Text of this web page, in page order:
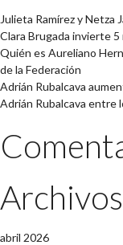
Julieta Ramírez y Netza
Clara Brugada invierte 5
Quién es Aureliano
de la Federación
Adrián Rubalcava
Adrián Rubalcava entre
Archivos
abril 2026